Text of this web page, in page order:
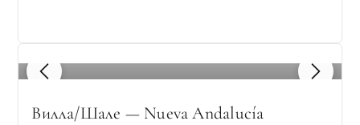
1 / 8
Вилла/Шале — Nueva Andalucía